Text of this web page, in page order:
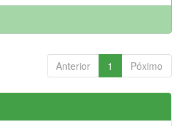
Anterior 1 Póximo